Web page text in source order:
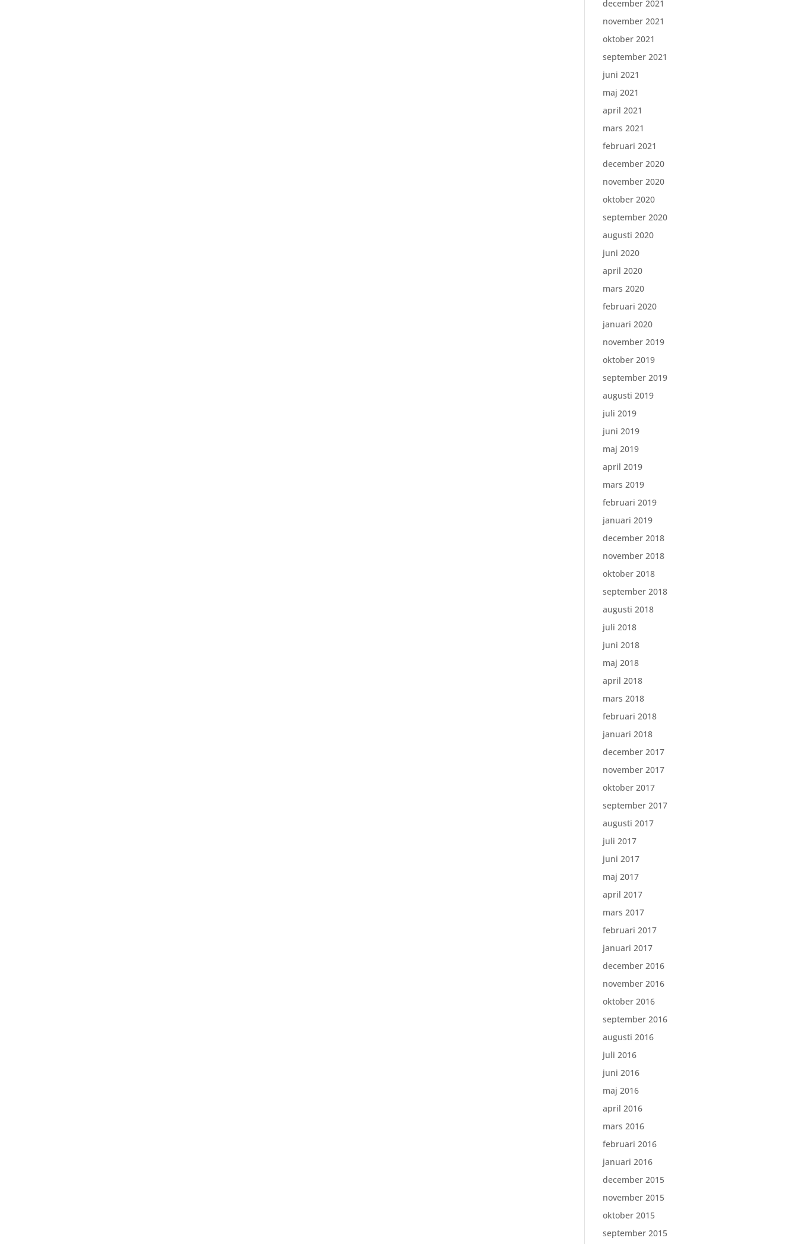
december 2021
november 2021
oktober 2021
september 2021
juni 2021
maj 2021
april 2021
mars 2021
februari 2021
december 2020
november 2020
oktober 2020
september 2020
augusti 2020
juni 2020
april 2020
mars 2020
februari 2020
januari 2020
november 2019
oktober 2019
september 2019
augusti 2019
juli 2019
juni 2019
maj 2019
april 2019
mars 2019
februari 2019
januari 2019
december 2018
november 2018
oktober 2018
september 2018
augusti 2018
juli 2018
juni 2018
maj 2018
april 2018
mars 2018
februari 2018
januari 2018
december 2017
november 2017
oktober 2017
september 2017
augusti 2017
juli 2017
juni 2017
maj 2017
april 2017
mars 2017
februari 2017
januari 2017
december 2016
november 2016
oktober 2016
september 2016
augusti 2016
juli 2016
juni 2016
maj 2016
april 2016
mars 2016
februari 2016
januari 2016
december 2015
november 2015
oktober 2015
september 2015